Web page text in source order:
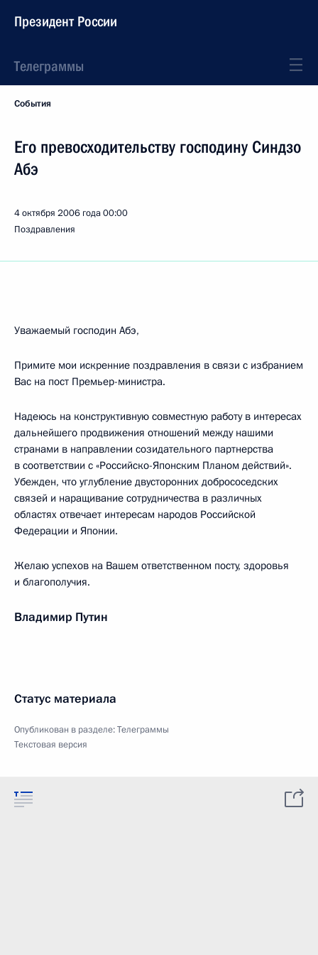
Президент России
Телеграммы
События
Его превосходительству господину Синдзо
Абэ
4 октября 2006 года00:00
Поздравления
Уважаемый господин Абэ,
Примите мои искренние поздравления в связи с избранием
Вас на пост Премьер-министра.
Надеюсь на конструктивную совместную работу в интересах
дальнейшего продвижения отношений между нашими
странами в направлении созидательного партнерства
в соответствии с «Российско-Японским Планом действий».
Убежден, что углубление двусторонних добрососедских
связей и наращивание сотрудничества в различных
областях отвечает интересам народов Российской
Федерации и Японии.
Желаю успехов на Вашем ответственном посту, здоровья
и благополучия.
Владимир Путин
Статус материала
Опубликован в разделе:Телеграммы
Текстовая версия